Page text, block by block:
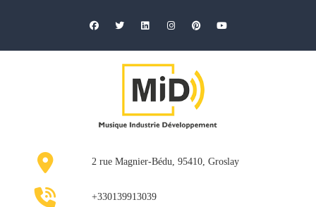
2 rue Magnier-Bédu, 95410, Groslay
+330139913039